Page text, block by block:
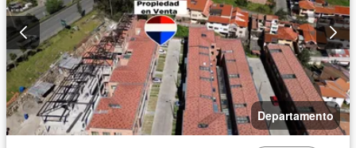
Departamento